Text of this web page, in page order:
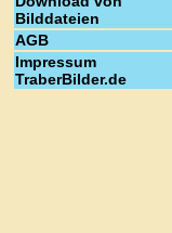
Bilddateien
AGB
Impressum
TraberBilder.de